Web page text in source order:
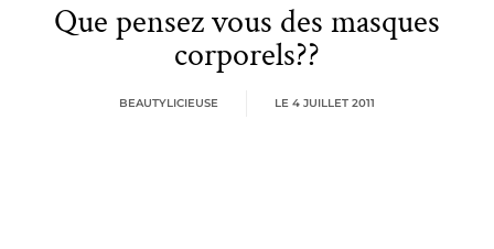
Que pensez vous des masques
corporels??
BEAUTYLICIEUSE LE 4 JUILLET 2011